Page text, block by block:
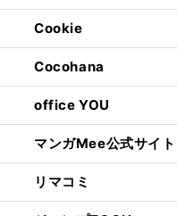
Cookie
Cocohana
office YOU
マンガMee公式サイト
リマコミ